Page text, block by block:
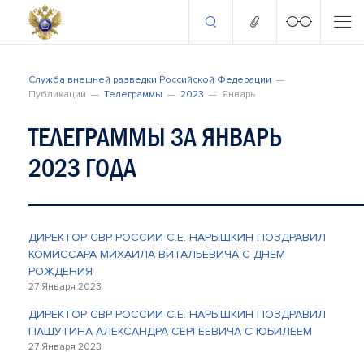
Служба внешней разведки Российской Федерации
Публикации
Телеграммы 2023 Январь
ТЕЛЕГРАММЫ ЗА ЯНВАРЬ
2023 ГОДА
ДИРЕКТОР СВР РОССИИ С.Е. НАРЫШКИН ПОЗДРАВИЛ
КОМИССАРА МИХАИЛА ВИТАЛЬЕВИЧА С ДНЕМ
РОЖДЕНИЯ
27 Января 2023
ДИРЕКТОР СВР РОССИИ С.Е. НАРЫШКИН ПОЗДРАВИЛ
ПАШУТИНА АЛЕКСАНДРА СЕРГЕЕВИЧА С ЮБИЛЕЕМ
27 Января 2023